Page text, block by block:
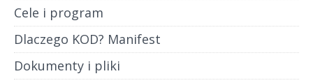
Cele i program
Dlaczego KOD? Manifest
Dokumenty i pliki